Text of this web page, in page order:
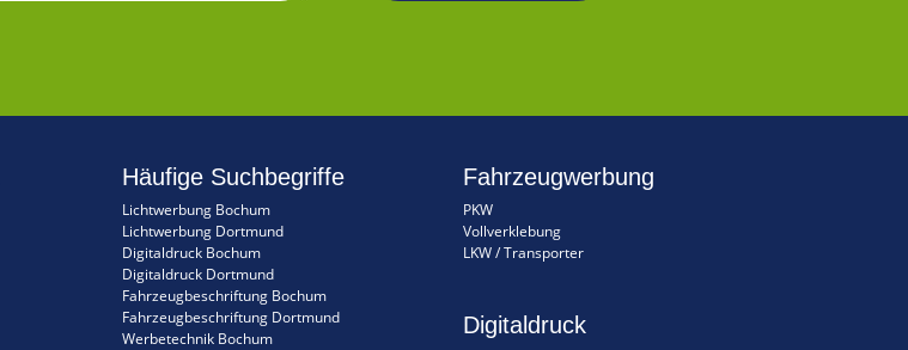
Häufige Suchbegriffe
Lichtwerbung Bochum
Lichtwerbung Dortmund
Digitaldruck Bochum
Digitaldruck Dortmund
Fahrzeugbeschriftung Bochum
Fahrzeugbeschriftung Dortmund
Werbetechnik Bochum
Fahrzeugwerbung
PKW
Vollverklebung
LKW / Transporter
Digitaldruck